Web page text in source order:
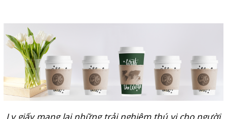
Ly giấy mang lại những trải nghiệm thú vị cho người